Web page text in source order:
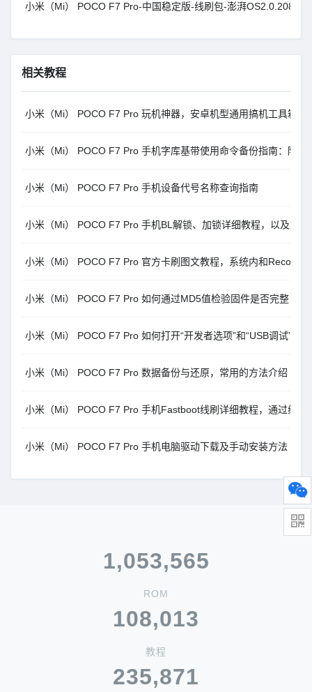
小米（Mi） POCO F7 Pro-中国稳定版-线刷包-澎湃
相关教程
小米（Mi） POCO F7 Pro 玩机神器，安卓机型通用搞机工具箱
小米（Mi） POCO F7 Pro 手机字库基带使用命令备份指南：降低
小米（Mi） POCO F7 Pro 手机设备代号名称查询指南
小米（Mi） POCO F7 Pro 手机BL解锁、加锁详细教程，以及解
小米（Mi） POCO F7 Pro 官方卡刷图文教程，系统内和
小米（Mi） POCO F7 Pro 如何通过MD5值检验固件是否完整，或
小米（Mi） POCO F7 Pro 如何打开“开发者选项”和“USB调试”图
小米（Mi） POCO F7 Pro 数据备份与还原，常用的方法介绍
小米（Mi） POCO F7 Pro 手机Fastboot线刷详细教程，通过线刷
小米（Mi） POCO F7 Pro 手机电脑驱动下载及手动安装方法
1,053,565
ROM
108,013
教程
235,871